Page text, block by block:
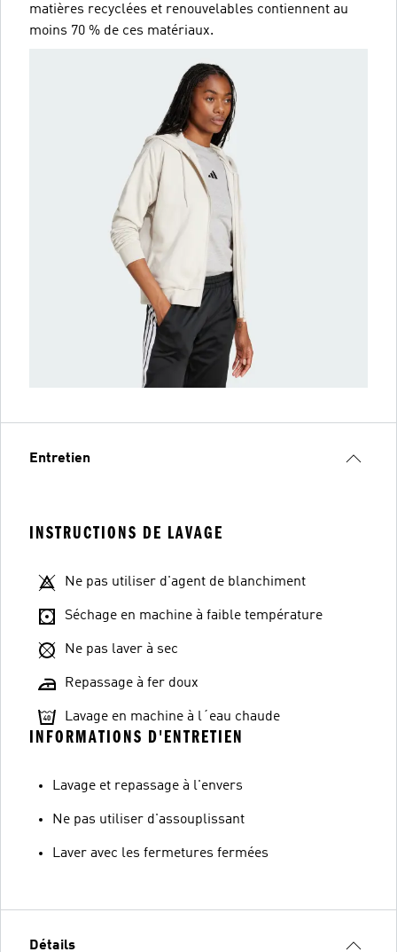
matières recyclées et renouvelables contiennent au
moins 70 % de ces matériaux.
Entretien
INSTRUCTIONS DE LAVAGE
Ne pas utiliser d'agent de blanchiment
Séchage en machine à faible température
Ne pas laver à sec
Repassage à fer doux
Lavage en machine à l´eau chaude
INFORMATIONS D'ENTRETIEN
Lavage et repassage à l'envers
Ne pas utiliser d'assouplissant
Laver avec les fermetures fermées
Détails